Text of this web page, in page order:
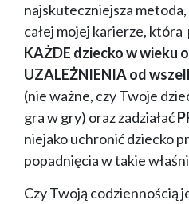
najskuteczniejsza metoda,
całej mojej karierze, która
KAŻDE dziecko w wieku
UZALEŻNIENIA od
(nie ważne, czy Twoje
gra w gry) oraz zadziałać
niejako uchronić dziecko
popadnięcia w takie
Czy Twoją codziennością